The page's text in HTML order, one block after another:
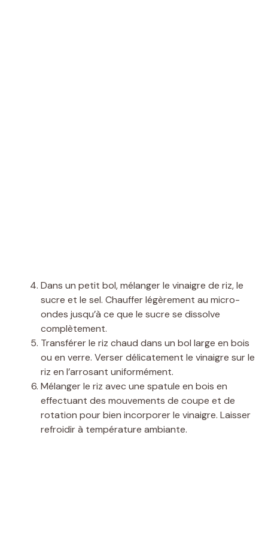
Dans un petit bol, mélanger le vinaigre de riz, le
sucre et le sel. Chauffer légèrement au micro-
ondes jusqu’à ce que le sucre se dissolve
complètement.
Transférer le riz chaud dans un bol large en bois
ou en verre. Verser délicatement le vinaigre sur le
riz en l’arrosant uniformément.
Mélanger le riz avec une spatule en bois en
effectuant des mouvements de coupe et de
rotation pour bien incorporer le vinaigre. Laisser
refroidir à température ambiante.